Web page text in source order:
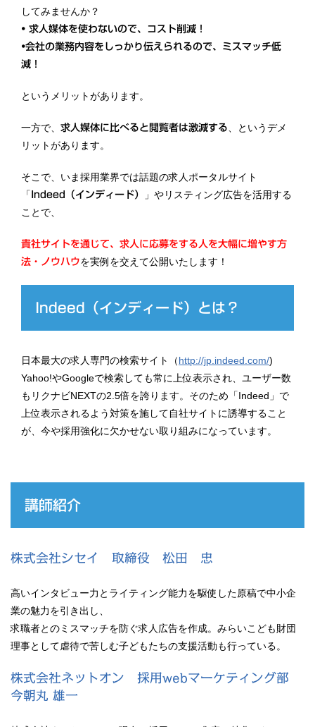
してみませんか？
• 求人媒体を使わないので、コスト削減！
•会社の業務内容をしっかり伝えられるので、ミスマッチ低
減！
というメリットがあります。
一方で、 求人媒体に比べると閲覧者は激減する
、というデメ
リットがあります。
そこで、いま採用業界では話題の求人ポータルサイト
「 Indeed（インディード）
」やリスティング広告を活用する
ことで、
貴社サイトを通じて、求人に応募をする人を大幅に増やす方
法・ノウハウを実例を交えて公開いたします！
Indeed（インディード）とは？
日本最大の求人専門の検索サイト（http://jp.indeed.com/)
Yahoo!やGoogleで検索しても常に上位表示され、ユーザー数
もリクナビNEXTの2.5倍を誇ります。そのため「Indeed」で
上位表示されるよう対策を施して自社サイトに誘導すること
が、今や採用強化に欠かせない取り組みになっています。
講師紹介
株式会社シセイ 取締役 松田 忠
高いインタビュー力とライティング能力を駆使した原稿で中小企
業の魅力を引き出し、
求職者とのミスマッチを防ぐ求人広告を作成。みらいこども財団
理事として虐待で苦しむ子どもたちの支援活動も行っている。
株式会社ネットオン 採用webマーケティング部
今朝丸 雄一